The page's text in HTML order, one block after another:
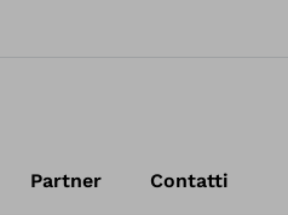
Partner Contatti